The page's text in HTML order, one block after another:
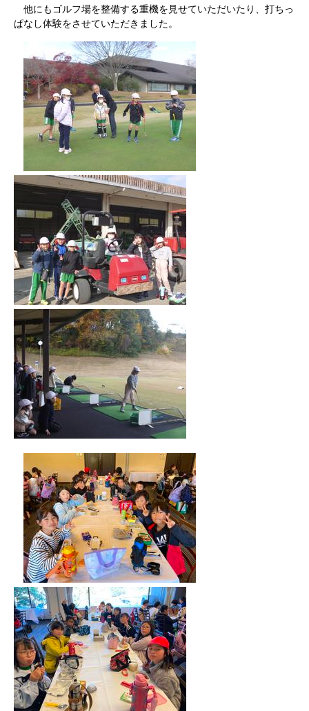
他にもゴルフ場を整備する重機を見せていただいたり、打ちっ
ぱなし体験をさせていただきました。